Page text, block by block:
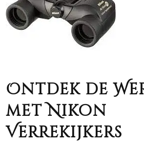
Ontdek de
met Nikon
Verrekijkers